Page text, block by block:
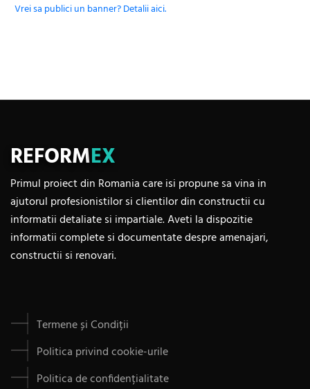
Vrei sa publici un banner? Detalii aici.
REFORMEX
Primul proiect din Romania care isi propune sa vina in
ajutorul profesionistilor si clientilor din constructii cu
informatii detaliate si impartiale. Aveti la dispozitie
informatii complete si documentate despre amenajari,
constructii si renovari.
Termene și Condiții
Politica privind cookie-urile
Politica de confidențialitate